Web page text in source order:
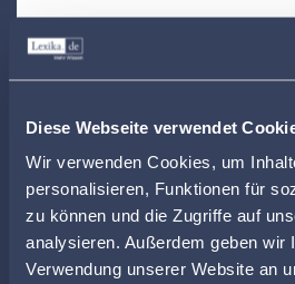
Diese Webseite verwendet
Wir verwenden Cookies, um
personalisieren, Funktionen für
zu können und die Zugriffe auf
analysieren. Außerdem geben wir
Verwendung unserer Website an
Hellmut-Hartert-Straße 22
Kaiserslautern
+4963141499450
ÖFFNUNGSZEITEN